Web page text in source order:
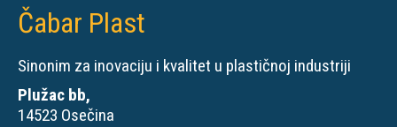
Čabar Plast
Sinonim za inovaciju i kvalitet u plastičnoj industriji
Plužac bb,
14523 Osečina